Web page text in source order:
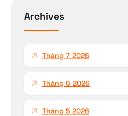
ế
m
Archives
Tháng 7 2026
Tháng 6 2026
Tháng 5 2026